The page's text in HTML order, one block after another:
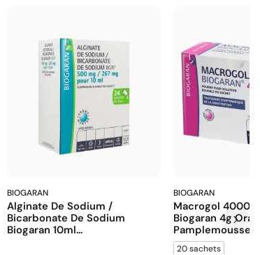
BIOGARAN
Alginate De Sodium /
Bicarbonate De Sodium
Biogaran 10ml...
BIOGARAN
Macrogol 4000
Biogaran 4g
Pamplemousse...
20 sachets